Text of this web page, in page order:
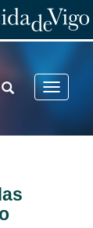
Toggle
TOGGLE
SEARCH